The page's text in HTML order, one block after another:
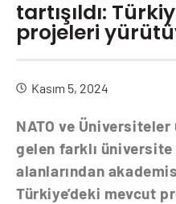
tartışıldı:
projeleri
Kasım 5, 2024
NATO ve Üniversiteler
gelen farklı üniversite
alanlarından
Türkiye’deki mevcut